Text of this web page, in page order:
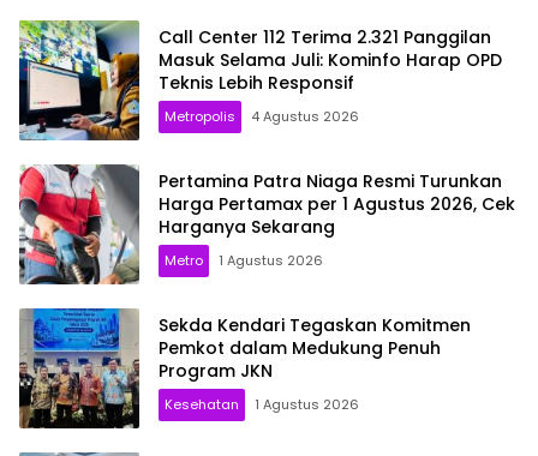
Call Center 112 Terima 2.321 Panggilan
Masuk Selama Juli: Kominfo Harap OPD
Teknis Lebih Responsif
Metropolis 4 Agustus 2026
Pertamina Patra Niaga Resmi Turunkan
Harga Pertamax per 1 Agustus 2026, Cek
Harganya Sekarang
Metro 1 Agustus 2026
Sekda Kendari Tegaskan Komitmen
Pemkot dalam Medukung Penuh
Program JKN
Kesehatan 1 Agustus 2026